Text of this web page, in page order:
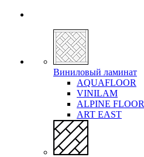
Виниловый ламинат
AQUAFLOOR
VINILAM
ALPINE FLOOR
ART EAST